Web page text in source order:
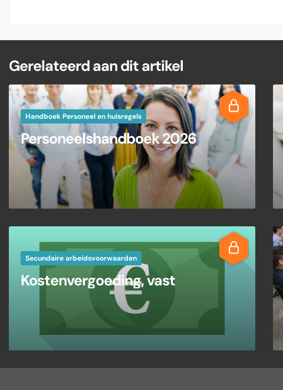
Gerelateerd aan dit artikel
Handboek Personeel en huisregels
Personeelshandboek 2026
Secundaire arbeidsvoorwaarden
Kostenvergoeding, vast